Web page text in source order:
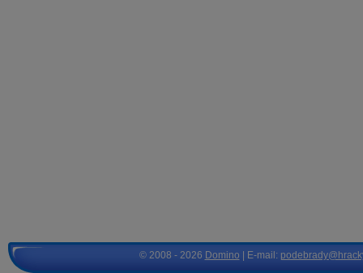
© 2008 - 2026 Domino | E-mail: